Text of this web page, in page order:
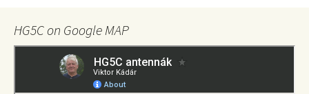
HG5C on Google MAP